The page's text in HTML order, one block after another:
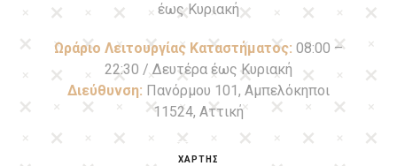
έως Κυριακή
Ωράριο Λειτουργίας Καταστήματος: 08:00 –
22:30 / Δευτέρα έως Κυριακή
Διεύθυνση: Πανόρμου 101, Αμπελόκηποι
11524, Αττική
ΧΑΡΤΗΣ